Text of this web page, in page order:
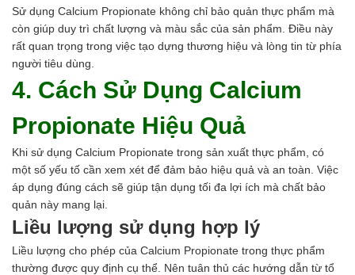
Sử dụng Calcium Propionate không chỉ bảo quản thực phẩm mà
còn giúp duy trì chất lượng và màu sắc của sản phẩm. Điều này
rất quan trọng trong việc tạo dựng thương hiệu và lòng tin từ phía
người tiêu dùng.
4. Cách Sử Dụng Calcium
Propionate Hiệu Quả
Khi sử dụng Calcium Propionate trong sản xuất thực phẩm, có
một số yếu tố cần xem xét để đảm bảo hiệu quả và an toàn. Việc
áp dụng đúng cách sẽ giúp tận dụng tối đa lợi ích mà chất bảo
quản này mang lại.
Liều lượng sử dụng hợp lý
Liều lượng cho phép của Calcium Propionate trong thực phẩm
thường được quy định cụ thể. Nên tuân thủ các hướng dẫn từ tổ